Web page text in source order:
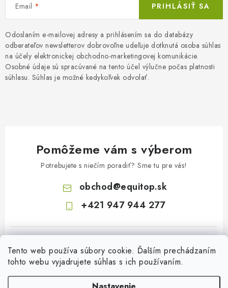
Tento web používa súbory cookie. Ďalším prechádzaním
tohto webu vyjadrujete súhlas s ich používaním.
Email
Odoslaním e-mailovej adresy a prihlásením sa do databázy
odberateľov newsletterov dobrovoľne udeľuje dotknutá osoba súhlas
na účely elektronickej obchodno-marketingovej komunikácie.
Osobné údaje sú spracúvané na tento účel výlučne počas platnosti
súhlasu. Súhlas je možné kedykoľvek odvolať.
PRIHLÁSIŤ SA
Pomôžeme vám s výberom
Potrebujete s niečím poradiť? Sme tu pre vás!
obchod@equitop.sk
+421 947 944 277